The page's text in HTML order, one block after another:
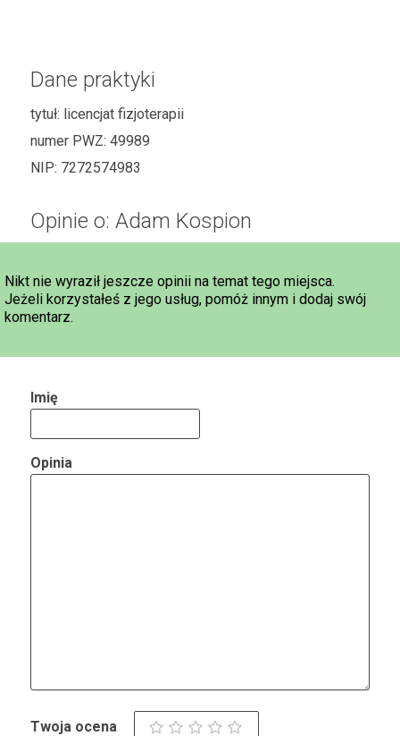
Dane praktyki
tytuł: licencjat fizjoterapii
numer PWZ: 49989
NIP: 7272574983
Opinie o: Adam Kospion
Nikt nie wyraził jeszcze opinii na temat tego miejsca.
Jeżeli korzystałeś z jego usług, pomóż innym i dodaj swój
komentarz.
Imię
Opinia
Twoja ocena